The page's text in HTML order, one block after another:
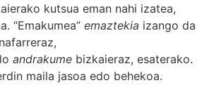
kutsua eman nahi izatea,
“Emakumea” emaztekia izango da
andrakume bizkaieraz, esaterako.
maila jasoa edo behekoa.